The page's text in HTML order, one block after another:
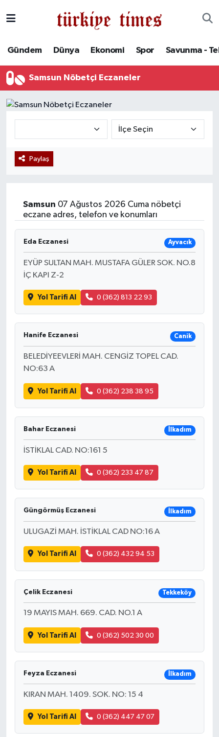
Gündem Dünya Ekonomi Spor Savunma -
Samsun Nöbetçi Eczaneler
Paylaş
Samsun 07 Ağustos 2026 Cuma nöbetçi
eczane adres, telefon ve konumları
Eda Eczanesi Ayvacık
EYÜP SULTAN MAH. MUSTAFA GÜLER SOK. NO.8
İÇ KAPI Z-2
Yol Tarifi Al 0 (362) 813 22 93
Hanife Eczanesi Canik
BELEDİYEEVLERİ MAH. CENGİZ TOPEL CAD.
NO:63 A
Yol Tarifi Al 0 (362) 238 38 95
Bahar Eczanesi İlkadım
İSTİKLAL CAD. NO:161 5
Yol Tarifi Al 0 (362) 233 47 87
Güngörmüş Eczanesi İlkadım
ULUGAZİ MAH. İSTİKLAL CAD NO:16 A
Yol Tarifi Al 0 (362) 432 94 53
Çelik Eczanesi Tekkeköy
19 MAYIS MAH. 669. CAD. NO.1 A
Yol Tarifi Al 0 (362) 502 30 00
Feyza Eczanesi İlkadım
KIRAN MAH. 1409. SOK. NO: 15 4
Yol Tarifi Al 0 (362) 447 47 07
Savunma - Teknoloji
Kültür - Sanat
Son Dakika Haberleri
Haber Arşivi